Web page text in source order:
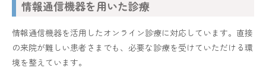
情報通信機器を用いた診療
情報通信機器を活用したオンライン診療に対応しています。直接
の来院が難しい患者さまでも、必要な診療を受けていただける環
境を整えています。